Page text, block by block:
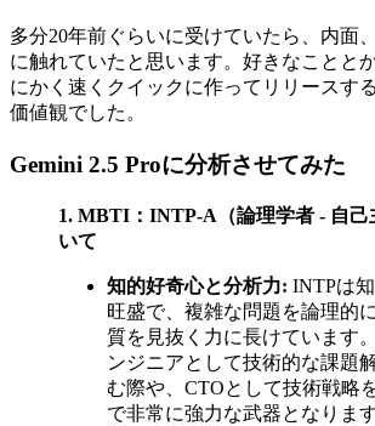
多分20年前ぐらいに受けていたら、内面
に触れていたと思います。好きなことと
にかく速くクイックに作ってリリースす
価値観でした。
Gemini 2.5 Proに分析させてみた
1. MBTI：INTP-A（論理学者 - 自己
いて
知的好奇心と分析力: INTPは
旺盛で、複雑な問題を論理的
質を見抜く力に長けています
ンジニアとして技術的な課題
む際や、CTOとして技術戦略
で非常に強力な武器となりま